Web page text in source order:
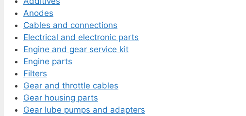
Anodes
Cables and connections
Electrical and electronic parts
Engine and gear service kit
Engine parts
Filters
Gear and throttle cables
Gear housing parts
Gear lube pumps and adapters